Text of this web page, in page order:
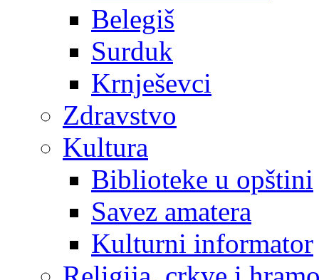
Belegiš
Surduk
Krnješevci
Zdravstvo
Kultura
Biblioteke u opštini
Savez amatera
Kulturni informator